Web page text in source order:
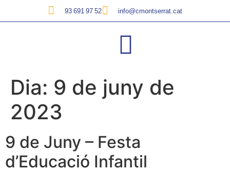
93 691 97 52 info@cmontserrat.cat
Dia: 9 de juny de
2023
9 de Juny – Festa
d’Educació Infantil